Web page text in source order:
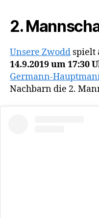
2.
Unsere Zwodd spielt
14.9.2019 um 17:30
Germann-
Nachbarn die 2.